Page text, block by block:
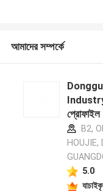
আমাদের সম্পর্কে
প্রোফাইল
B2,
HOUJIE,
5.0